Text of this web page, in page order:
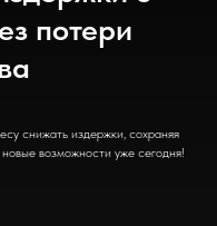
потери
снижать издержки, сохраняя
возможности уже сегодня!